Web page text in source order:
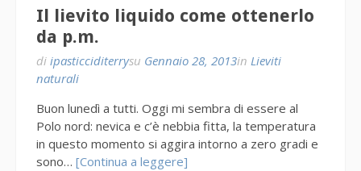
Il lievito liquido come ottenerlo
da p.m.
di ipasticciditerrysu Gennaio 28, 2013in Lieviti
naturali
Buon lunedì a tutti. Oggi mi sembra di essere al
Polo nord: nevica e c’è nebbia fitta, la temperatura
in questo momento si aggira intorno a zero gradi e
sono… [Continua a leggere]